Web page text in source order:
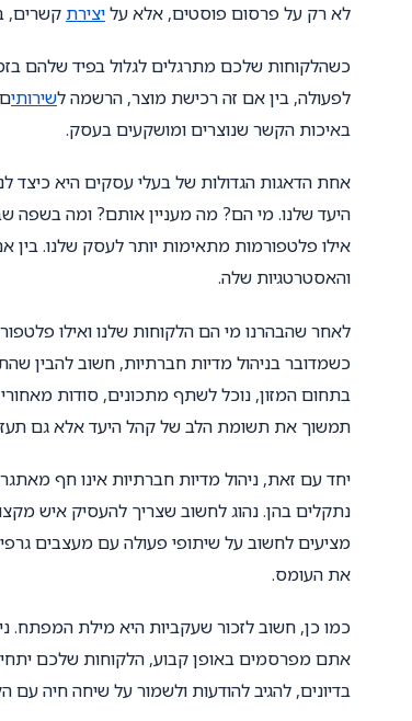
לא רק על פרסום פוסטים, אלא עליצירת קשרים,
כשהלקוחות שלכם מתרגלים לגלול בפיד שלהם
לפעולה, בין אם זה רכישת מוצר, הרשמה לשירותי
באיכות הקשר שנוצרים ומושקעים בעסק.
אחת הדאגות הגדולות של בעלי עסקים היא כיצד
היעד שלנו. מי הם? מה מעניין אותם? ומה בשפה
אילו פלטפורמות מתאימות יותר לעסק שלנו. בין
והאסטרטגיות שלה.
לאחר שהבהרנו מי הם הלקוחות שלנו ואילו
כשמדובר בניהול מדיות חברתיות, חשוב להבין
בתחום המזון, נוכל לשתף מתכונים, סודות
תמשוך את תשומת הלב של קהל היעד אלא גם
יחד עם זאת, ניהול מדיות חברתיות אינו חף
נתקלים בהן. נהוג לחשוב שצריך להעסיק איש
מציעים לחשוב על שיתופי פעולה עם מעצבים
את העומס.
כמו כן, חשוב לזכור שעקביות היא מילת המפתח.
אתם מפרסמים באופן קבוע, הלקוחות שלכם
בדיונים, להגיב להודעות ולשמור על שיחה חיה עם